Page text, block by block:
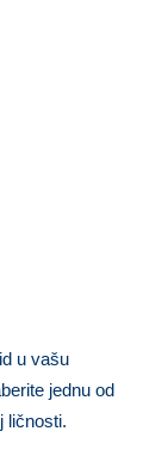
u vašu
jednu od
ličnosti.